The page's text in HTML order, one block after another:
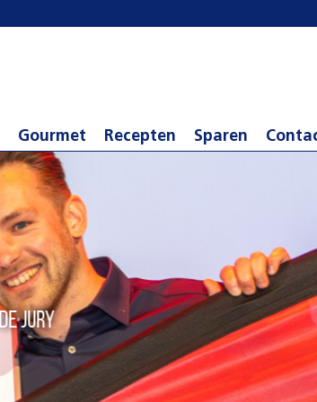
Gourmet Recepten Sparen